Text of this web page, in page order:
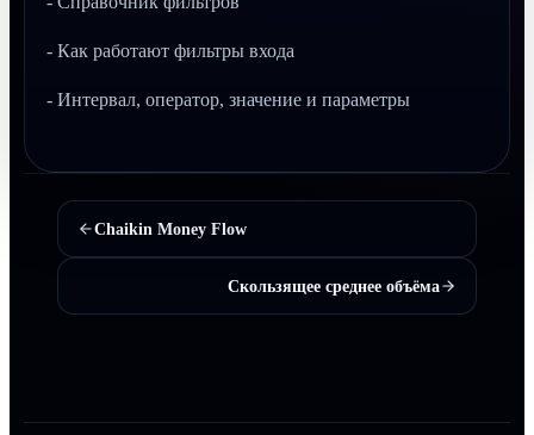
- Как работают фильтры входа
- Интервал, оператор, значение и параметры
Chaikin Money Flow
Скользящее среднее объёма